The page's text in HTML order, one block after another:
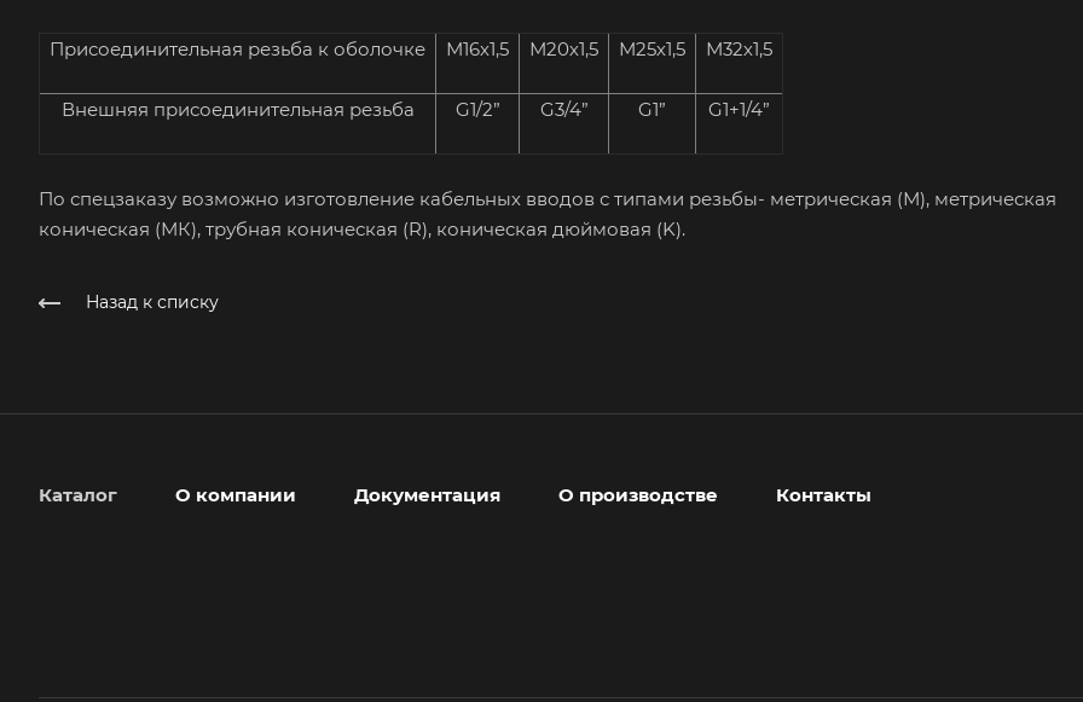
Присоединительная резьба к оболочке М16х1,5 М20х1,5 М25х1,5 М32х1,5
Внешняя присоединительная резьба G1/2” G3/4” G1” G1+1/4”
По спецзаказу возможно изготовление кабельных вводов с типами резьбы- метрическая (М), метрическая
коническая (МК), трубная коническая (R), коническая дюймовая (K).
Назад к списку
Каталог О компании Документация О производстве Контакты